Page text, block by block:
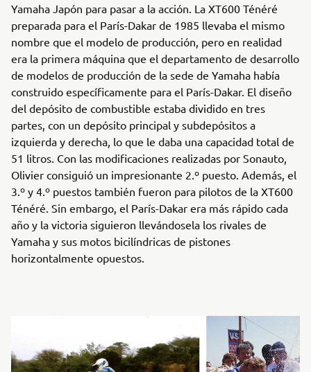
Yamaha Japón para pasar a la acción. La XT600 Ténéré
preparada para el París-Dakar de 1985 llevaba el mismo
nombre que el modelo de producción, pero en realidad
era la primera máquina que el departamento de desarrollo
de modelos de producción de la sede de Yamaha había
construido específicamente para el París-Dakar. El diseño
del depósito de combustible estaba dividido en tres
partes, con un depósito principal y subdepósitos a
izquierda y derecha, lo que le daba una capacidad total de
51 litros. Con las modificaciones realizadas por Sonauto,
Olivier consiguió un impresionante 2.º puesto. Además, el
3.º y 4.º puestos también fueron para pilotos de la XT600
Ténéré. Sin embargo, el París-Dakar era más rápido cada
año y la victoria siguieron llevándosela los rivales de
Yamaha y sus motos bicilíndricas de pistones
horizontalmente opuestos.